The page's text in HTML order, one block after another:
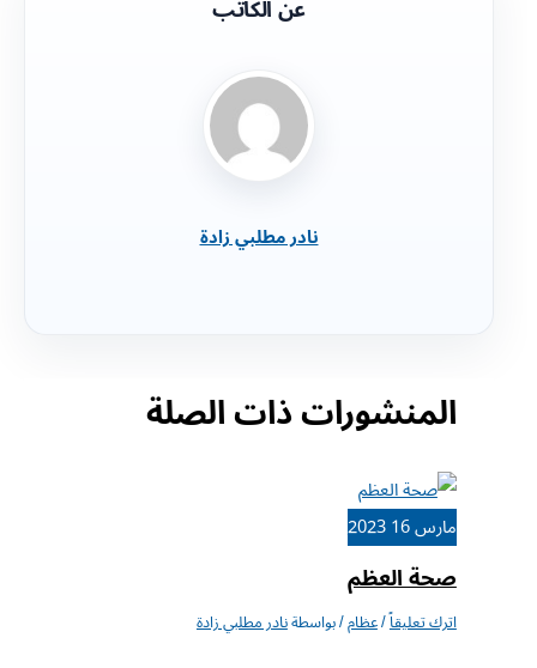
عن الكاتب
نادر مطلبي زادة
المنشورات ذات الصلة
مارس16
2023
صحة العظم
اترك تعليقاً/عظام/ بواسطةنادر مطلبي زادة